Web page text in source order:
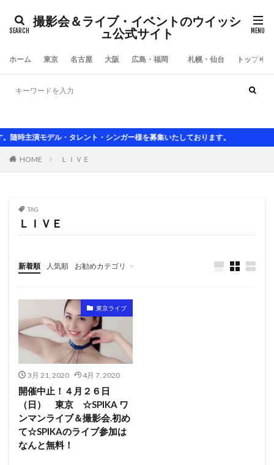
撮影会＆ライブ・イベントのウイッシ
ュ公式サイト
ホーム 東京 名古屋 大阪 広島・福岡 札幌・仙台 トップペ
モデル・タレント・シンガー様を募集いたしております。
HOME ＬＩＶＥ
TAG
ＬＩＶＥ
新着順 人気順 お勧めカテゴリ
東京
大阪
名古屋
広島・福岡
札幌・仙台
東京ライブ
3月 21, 2020 4月 7, 2020
開催中止！４月２６日
（日） 東京 ☆SPIKA ワ
ンマンライブ＆撮影会.初め
て☆SPIKAのライブ参加は
なんと無料！